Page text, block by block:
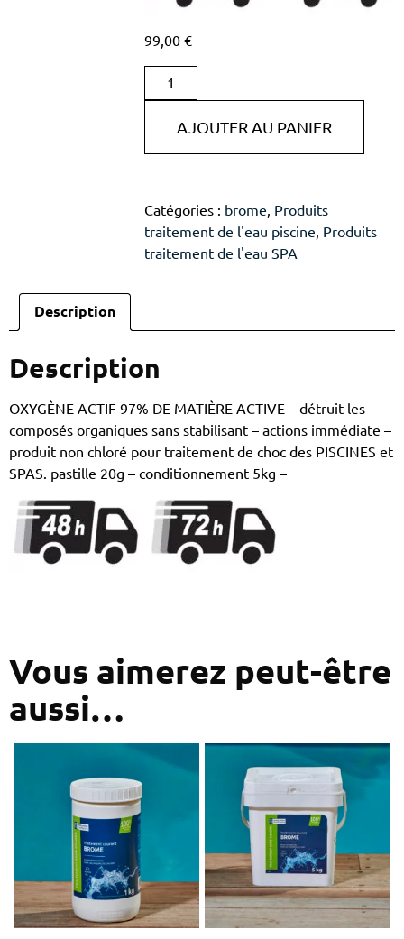
99,00 €
AJOUTER AU PANIER
Catégories : brome Produits
traitement de l'eau piscine Produits
traitement de l'eau SPA
Description
Description
OXYGÈNE ACTIF 97% DE MATIÈRE ACTIVE – détruit les
composés organiques sans stabilisant – actions immédiate –
produit non chloré pour traitement de choc des PISCINES et
SPAS. pastille 20g – conditionnement 5kg –
Vous aimerez peut-être
aussi…